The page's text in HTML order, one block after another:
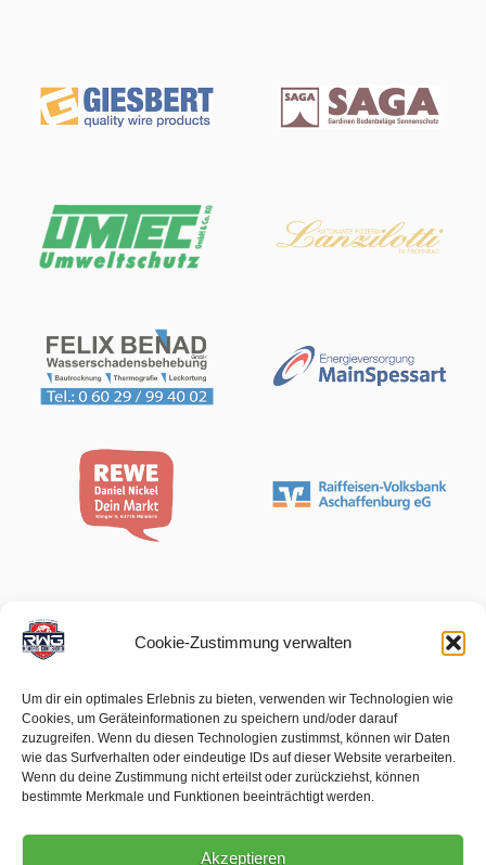
Cookie-Zustimmung verwalten
Um dir ein optimales Erlebnis zu bieten, verwenden wir Technologien wie
Cookies, um Geräteinformationen zu speichern und/oder darauf
zuzugreifen. Wenn du diesen Technologien zustimmst, können wir Daten
wie das Surfverhalten oder eindeutige IDs auf dieser Website verarbeiten.
Wenn du deine Zustimmung nicht erteilst oder zurückziehst, können
bestimmte Merkmale und Funktionen beeinträchtigt werden.
Akzeptieren